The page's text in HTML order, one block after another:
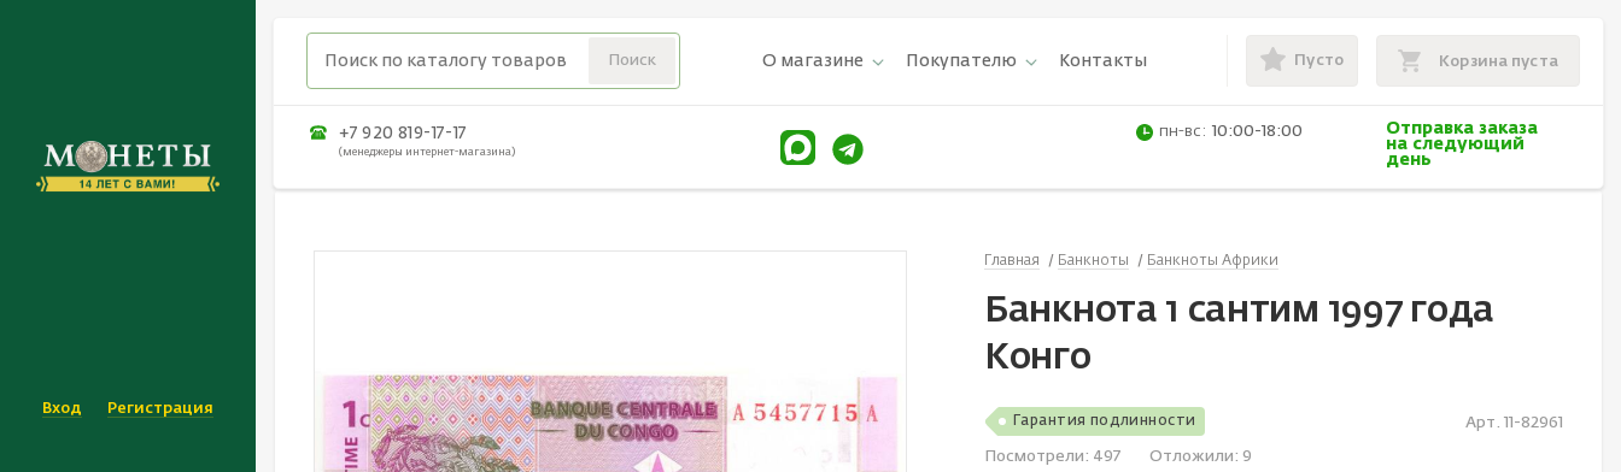
Вход Регистрация
О магазине Покупателю Контакты Пусто Корзина пуста
+7 920 819-17-17
(менеджеры интернет-магазина)
пн-вс: 10:00-18:00
Отправка заказа
на следующий
день
Главная Банкноты Банкноты Африки
Банкнота 1 сантим 1997 года
Конго
Гарантия подлинности Арт. 11-82961
Посмотрели: 497 Отложили: 9